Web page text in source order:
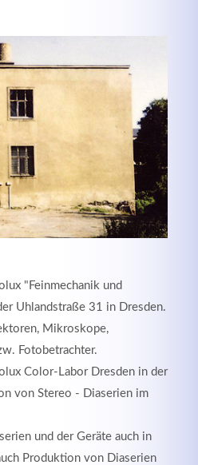
"Feinmechanik und
Uhlandstraße 31 in Dresden.
Mikroskope,
Fotobetrachter.
Color-Labor Dresden in der
von Stereo - Diaserien im
und der Geräte auch in
Produktion von Diaserien
Service
consectetuer adipiscing
ligula eget dolor.
INFOS
consectetuer adipiscing
ligula eget dolor.